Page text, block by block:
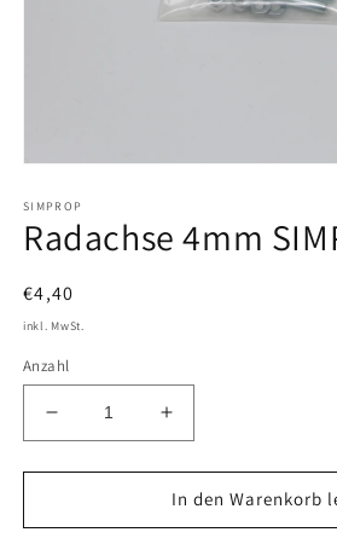
in
Modal
öffnen
SIMPROP
Radachse 4mm
Normaler
Preis
€4,40
inkl. MwSt.
Anzahl
Verringere
die
Menge
Radachse
Erhöhe
die
Menge
für
Radachse
In den Warenkorb